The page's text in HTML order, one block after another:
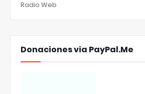
Radio Web
Donaciones via PayPal.Me